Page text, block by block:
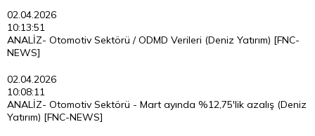
02.04.2026
10:13:51
ANALİZ- Otomotiv Sektörü / ODMD Verileri (Deniz Yatırım) [FNC-
NEWS]
02.04.2026
10:08:11
ANALİZ- Otomotiv Sektörü - Mart ayında %12,75'lik azalış (Deniz
Yatırım) [FNC-NEWS]